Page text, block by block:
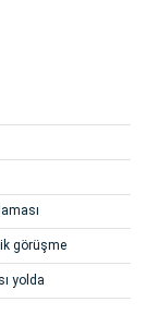
görüşme
yolda